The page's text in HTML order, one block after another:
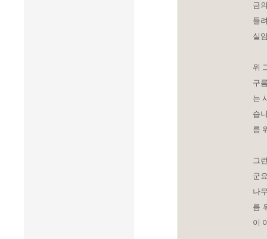
금
들
실
위
구
는
습
름
그
군
나
름
이